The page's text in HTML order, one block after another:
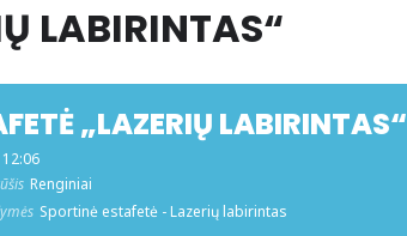
LABIRINTAS“
„LAZERIŲ LABIRINTAS“
Renginiai
Sportinė estafetė - Lazerių labirintas